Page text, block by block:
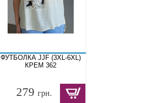
ФУТБОЛКА JJF (3XL-6XL)
КРЕМ 362
279 грн.